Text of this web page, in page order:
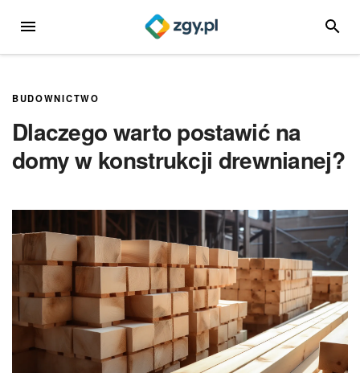
MENU
BUDOWNICTWO
Dlaczego warto postawić na
domy w konstrukcji drewnianej?